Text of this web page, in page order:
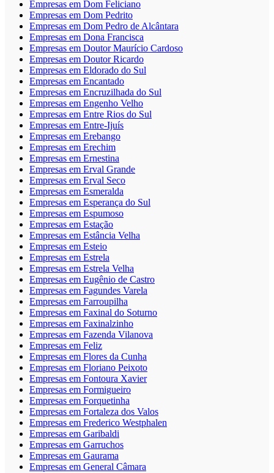
Empresas em Dom Feliciano
Empresas em Dom Pedrito
Empresas em Dom Pedro de Alcântara
Empresas em Dona Francisca
Empresas em Doutor Maurício Cardoso
Empresas em Doutor Ricardo
Empresas em Eldorado do Sul
Empresas em Encantado
Empresas em Encruzilhada do Sul
Empresas em Engenho Velho
Empresas em Entre Rios do Sul
Empresas em Entre-Ijuís
Empresas em Erebango
Empresas em Erechim
Empresas em Ernestina
Empresas em Erval Grande
Empresas em Erval Seco
Empresas em Esmeralda
Empresas em Esperança do Sul
Empresas em Espumoso
Empresas em Estação
Empresas em Estância Velha
Empresas em Esteio
Empresas em Estrela
Empresas em Estrela Velha
Empresas em Eugênio de Castro
Empresas em Fagundes Varela
Empresas em Farroupilha
Empresas em Faxinal do Soturno
Empresas em Faxinalzinho
Empresas em Fazenda Vilanova
Empresas em Feliz
Empresas em Flores da Cunha
Empresas em Floriano Peixoto
Empresas em Fontoura Xavier
Empresas em Formigueiro
Empresas em Forquetinha
Empresas em Fortaleza dos Valos
Empresas em Frederico Westphalen
Empresas em Garibaldi
Empresas em Garruchos
Empresas em Gaurama
Empresas em General Câmara